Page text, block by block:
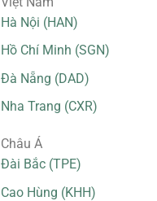
Hà Nội (HAN)
Hồ Chí Minh (SGN)
Đà Nẵng (DAD)
Nha Trang (CXR)
Châu Á
Đài Bắc (TPE)
Cao Hùng (KHH)